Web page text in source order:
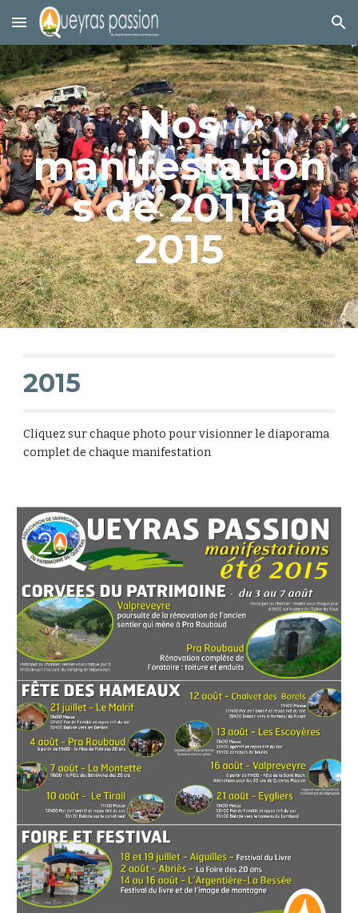
Skip to main content Skip to navigation
Nos
manifestation
s de 2011 à
2015
2015
Cliquez sur chaque photo pour visionner le diaporama
complet de chaque manifestation